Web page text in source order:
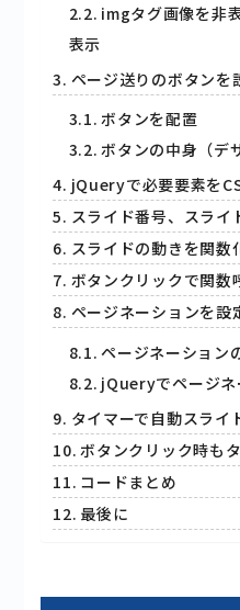
imgタグ画像を非
表示
ページ送りのボタンを
ボタンを配置
ボタンの中身（デ
jQueryで必要要素を
スライド番号、スライ
スライドの動きを関数
ボタンクリックで関数
ページネーションを設
ページネーション
jQueryでページネ
タイマーで自動スライ
ボタンクリック時も
コードまとめ
最後に